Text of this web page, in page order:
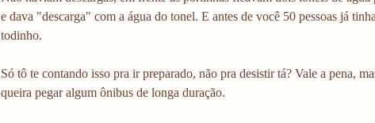
e dava "descarga" com a água do tonel. E antes de você 50 pessoas já
todinho.
Só tô te contando isso pra ir preparado, não pra desistir tá? Vale a pena,
queira pegar algum ônibus de longa duração.